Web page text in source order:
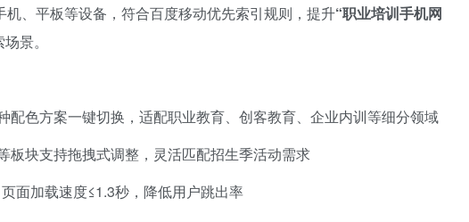
机、平板等设备，符合百度移动优先索引规则，提升​“职业培训手机网
景。
配色方案一键切换，适配职业教育、创客教育、企业内训等细分领域
板块支持拖拽式调整，灵活匹配招生季活动需求
面加载速度≤1.3秒，降低用户跳出率